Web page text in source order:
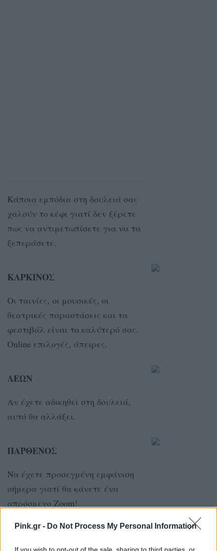
Pink.gr - Do Not Process My Personal Information
Κάποια εμπόδια στη δουλειά σας
χαλούν το κέφι γιατί δεν ξέρετε
πως να αντιμετωπίσετε για να τα
ξεπεράσετε.
ΚΑΡΚΙΝΟΣ
Οι ταινίες, οι μουσικές, οι
θεατρικές παραστάσεις και τα
φεστιβάλ είναι το καλύτερό σας.
Online επιλογές, άπειρες.
ΛΕΩΝ
Αν έχετε αδικηθεί στη δουλειά,
αυτό θα αλλάξει.
ΠΑΡΘΕΝΟΣ
Να έχετε προσεγμένη εμφάνιση
σήμερα γιατί θα κάνετε ένα
απρόσμενο Zoom!